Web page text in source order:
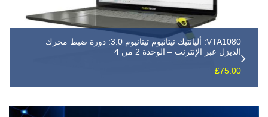
VTA1080: أليانتيك تيتانيوم تيتانيوم 3.0: دورة ضبط محرك
الديزل عبر الإنترنت – الوحدة 2 من 4
£75.00